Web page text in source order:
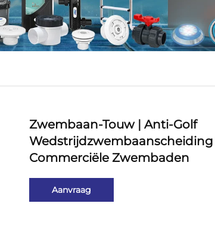
Zwembaan-Touw | Anti-Golf
Wedstrijdzwembaanscheiding
Commerciële Zwembaden
Aanvraag